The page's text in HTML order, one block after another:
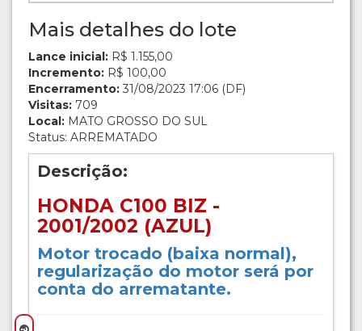
Mais detalhes do lote
Lance inicial: R$ 1.155,00
Incremento: R$ 100,00
Encerramento: 31/08/2023 17:06 (DF)
Visitas: 709
Local: MATO GROSSO DO SUL
Status: ARREMATADO
Descrição:
HONDA C100 BIZ -
2001/2002 (AZUL)
Motor trocado (baixa normal),
regularização do motor será por
conta do arrematante.